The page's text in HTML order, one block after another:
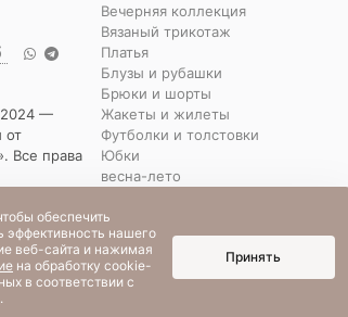
—
от
Все права
на
Вечерняя коллекция
Вязаный трикотаж
Платья
Блузы и рубашки
Брюки и шорты
Жакеты и жилеты
Футболки и толстовки
Юбки
весна-лето
Уценка
обеспечить
эффективность нашего
веб-сайта и нажимая
на обработку cookie-
в соответствии с
.
Принять